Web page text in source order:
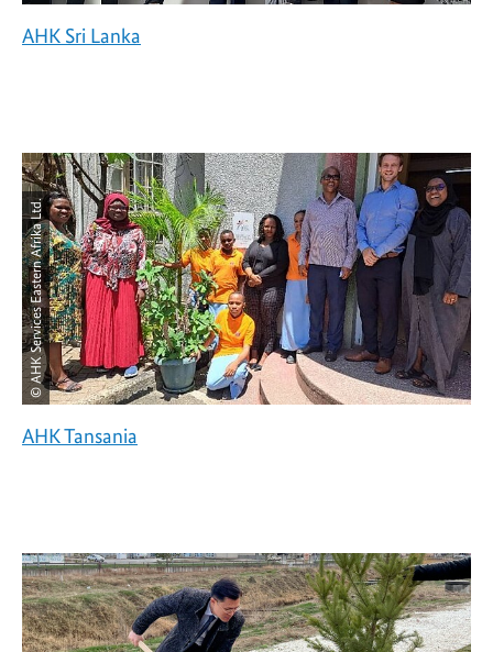
AHK Sri Lanka
© AHK Services Eastern Afrika Ltd.
AHK Tansania